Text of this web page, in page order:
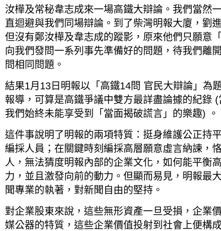
汝樺及常秘韋志成來一場高鐵大辯論。我們當然
直迴避與我們同場辯論。到了柴灣明報大廈，劉
但沒有鄭汝樺及韋志成的蹤影，原來他們只願意
向我們發問一系列事先準備好的問題，待我們離
問相同問題。
結果1月13日明報以「高鐵14問 官民大辯論」為
報導，可算是高鐵爭議中雙方最詳盡論據的紀錄
我們始終未能享受到「當面揭破謊言」的樂趣) 。
這件事說明了明報的兩項特質：挺身維護公正持
編採人員；在關鍵時刻編採高層願意虛言納諫，
人，無法猜度明報內部的企業文化，如何能平衡
力，並且激發向前的動力。但顯而易見，明報最
聞專業的執著，對新聞自由的堅持。
對企業股東來說，這些無形資產一旦受損，企業
媒公器的特質，這些企業價值投射到社會上便構